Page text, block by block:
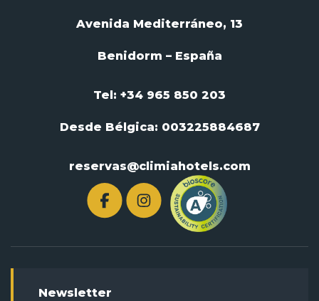
Avenida Mediterráneo, 13
Benidorm – España
Tel: +34 965 850 203
Desde Bélgica: 003225884687
reservas@climiahotels.com
Newsletter